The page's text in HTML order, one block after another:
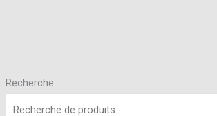
Recherche